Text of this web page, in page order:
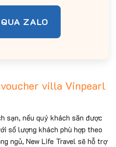
ZALO
villa Vinpearl
sạn, nếu quý khách săn được
số lượng khách phù hợp theo
ngủ, New Life Travel sẽ hỗ trợ